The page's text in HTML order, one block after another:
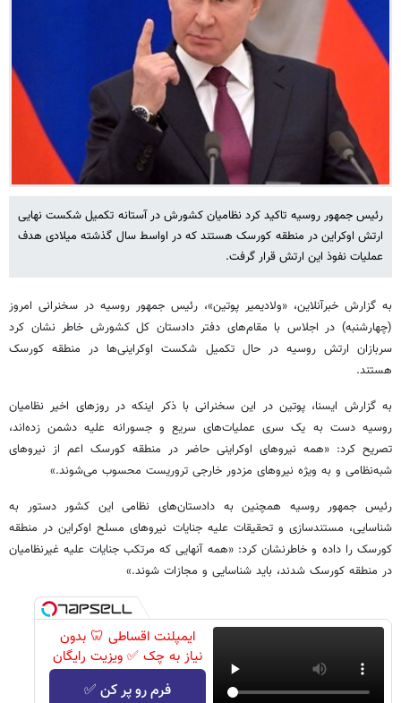
رئیس جمهور روسیه تاکید کرد نظامیان کشورش در آستانه تکمیل شکست نهایی
ارتش اوکراین در منطقه کورسک هستند که در اواسط سال گذشته میلادی هدف
عملیات نفوذ این ارتش قرار گرفت.
به گزارش خبرآنلاین، «ولادیمیر پوتین»، رئیس جمهور روسیه در سخنرانی امروز
(چهارشنبه) در اجلاس با مقام‌های دفتر دادستان کل کشورش خاطر نشان کرد
سربازان ارتش روسیه در حال تکمیل شکست اوکراینی‌ها در منطقه کورسک
هستند.
به گزارش ایسنا، پوتین در این سخنرانی با ذکر اینکه در روزهای اخیر نظامیان
روسیه دست به یک سری عملیات‌های سریع و جسورانه علیه دشمن زده‌اند،
تصریح کرد: «همه نیروهای اوکراینی حاضر در منطقه کورسک اعم از نیروهای
شبه‌نظامی و به ویژه نیروهای مزدور خارجی تروریست محسوب می‌شوند.»
رئیس جمهور روسیه همچنین به دادستان‌های نظامی این کشور دستور به
شناسایی، مستندسازی و تحقیقات علیه جنایات نیروهای مسلح اوکراین در منطقه
کورسک را داده و خاطرنشان کرد: «همه آنهایی که مرتکب جنایات علیه غیرنظامیان
در منطقه کورسک شدند، باید شناسایی و مجازات شوند.»
ایمپلنت اقساطی 🦷 بدون
نیاز به چک ✅ ویزیت رایگان
فرم رو پر کن ✅